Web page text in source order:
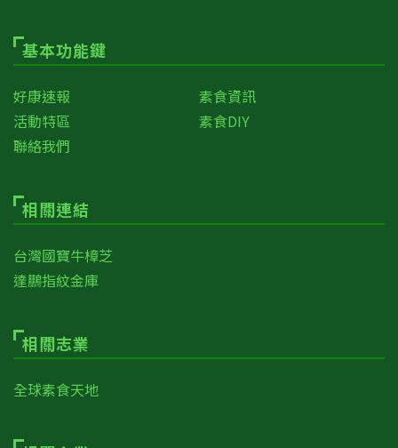
基本功能鍵
好康速報
素食資訊
活動特區
素食DIY
聯絡我們
相關連結
台灣國寶牛樟芝
達鵬指紋金庫
相關志業
全球素食天地